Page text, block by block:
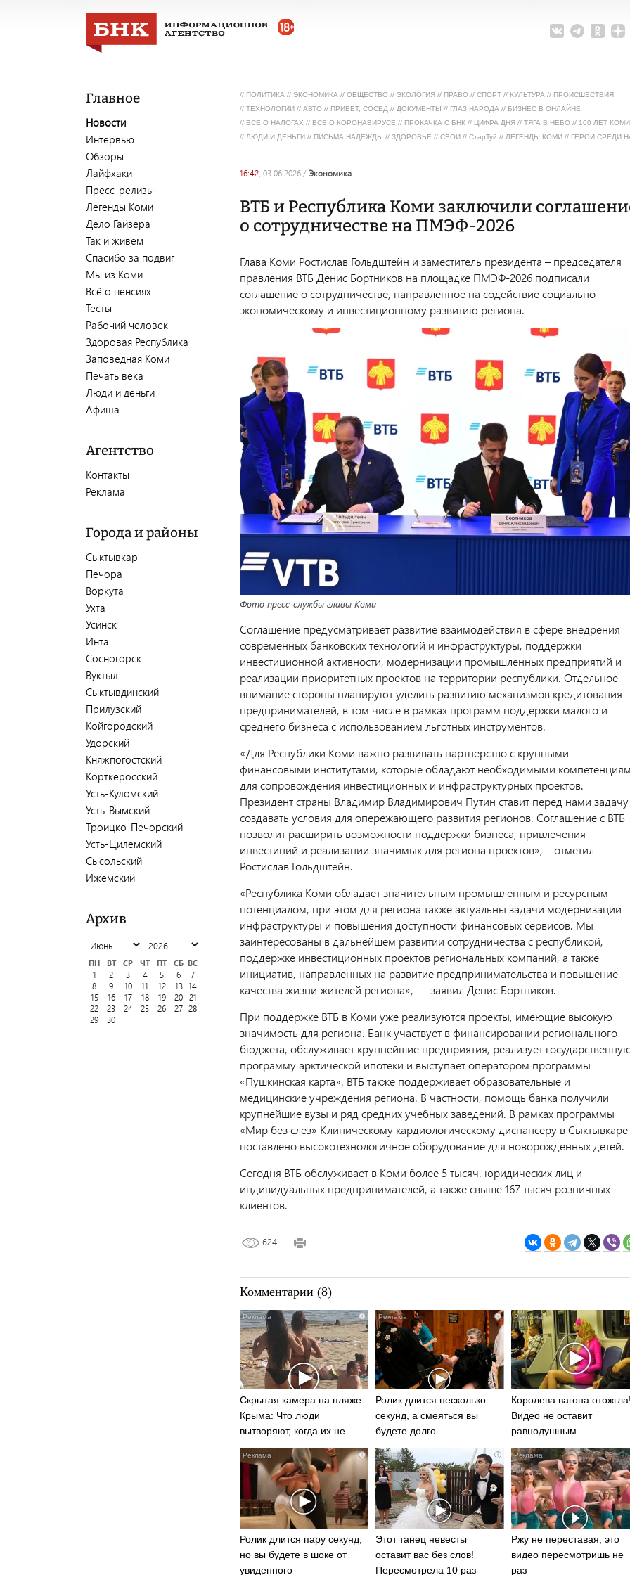
Главное
Новости
Интервью
Обзоры
Лайфхаки
Пресс-релизы
Легенды Коми
Дело Гайзера
Так и живем
Спасибо за подвиг
Мы из Коми
Всё о пенсиях
Тесты
Рабочий человек
Здоровая Республика
Заповедная Коми
Печать века
Люди и деньги
Афиша
Агентство
Контакты
Реклама
Города и районы
Сыктывкар
Печора
Воркута
Ухта
Усинск
Инта
Сосногорск
Вуктыл
Сыктывдинский
Прилузский
Койгородский
Удорский
Княжпогостский
Корткеросский
Усть-Куломский
Усть-Вымский
Троицко-Печорский
Усть-Цилемский
Сысольский
Ижемский
Архив
ПН ВТ СР ЧТ ПТ СБ ВС
1
2 3 4 5 6
7
8
9 10 11 12 13 14
15
16 17 18 19 20 21
22
23 24 25 26 27 28
29
30
// ПОЛИТИКА // ЭКОНОМИКА // ОБЩЕСТВО // ЭКОЛОГИЯ // ПРАВО // СПОРТ // КУЛЬТУРА // ПРОИСШЕСТВИЯ
// ТЕХНОЛОГИИ // АВТО // ПРИВЕТ, СОСЕД // ДОКУМЕНТЫ // ГЛАЗ НАРОДА // БИЗНЕС В ОНЛАЙНЕ
// ВСЕ О НАЛОГАХ // ВСЕ О КОРОНАВИРУСЕ // ПРОКАЧКА С БНК // ЦИФРА ДНЯ // ТЯГА В НЕБО // 100 ЛЕТ КОМИ
// ЛЮДИ И ДЕНЬГИ // ПИСЬМА НАДЕЖДЫ // ЗДОРОВЬЕ // СВОИ // СтарТуй // ЛЕГЕНДЫ КОМИ // ГЕРОИ СРЕДИ
16:42, 03.06.2026 / экономика
ВТБ и Республика Коми заключили
о сотрудничестве на ПМЭФ-2026
Глава Коми Ростислав Гольдштейн и заместитель президента – председателя
правления ВТБ Денис Бортников на площадке ПМЭФ-2026 подписали
соглашение о сотрудничестве, направленное на содействие социально-
экономическому и инвестиционному развитию региона.
Фото пресс-службы главы Коми
Соглашение предусматривает развитие взаимодействия в сфере внедрения
современных банковских технологий и инфраструктуры, поддержки
инвестиционной активности, модернизации промышленных предприятий и
реализации приоритетных проектов на территории республики. Отдельное
внимание стороны планируют уделить развитию механизмов кредитования
предпринимателей, в том числе в рамках программ поддержки малого и
среднего бизнеса с использованием льготных инструментов.
«Для Республики Коми важно развивать партнерство с крупными
финансовыми институтами, которые обладают необходимыми
для сопровождения инвестиционных и инфраструктурных проектов.
Президент страны Владимир Владимирович Путин ставит перед нами задачу
создавать условия для опережающего развития регионов. Соглашение с ВТБ
позволит расширить возможности поддержки бизнеса, привлечения
инвестиций и реализации значимых для региона проектов», – отметил
Ростислав Гольдштейн.
«Республика Коми обладает значительным промышленным и ресурсным
потенциалом, при этом для региона также актуальны задачи модернизации
инфраструктуры и повышения доступности финансовых сервисов. Мы
заинтересованы в дальнейшем развитии сотрудничества с республикой,
поддержке инвестиционных проектов региональных компаний, а также
инициатив, направленных на развитие предпринимательства и повышение
качества жизни жителей региона», — заявил Денис Бортников.
При поддержке ВТБ в Коми уже реализуются проекты, имеющие высокую
значимость для региона. Банк участвует в финансировании регионального
бюджета, обслуживает крупнейшие предприятия, реализует
программу арктической ипотеки и выступает оператором программы
«Пушкинская карта». ВТБ также поддерживает образовательные и
медицинские учреждения региона. В частности, помощь банка получили
крупнейшие вузы и ряд средних учебных заведений. В рамках программы
«Мир без слез» Клиническому кардиологическому диспансеру в Сыктывкаре
поставлено высокотехнологичное оборудование для новорожденных детей.
Сегодня ВТБ обслуживает в Коми более 5 тысяч. юридических лиц и
индивидуальных предпринимателей, а также свыше 167 тысяч розничных
клиентов.
624
Комментарии (8)
i
Скрытая камера на пляже
Крыма: Что люди
вытворяют, когда их не
видят...
i
Ролик длится несколько
секунд, а смеяться вы
будете долго
Королева вагона
Видео не оставит
равнодушным
i
Ролик длится пару секунд,
но вы будете в шоке от
увиденного
i
Этот танец невесты
оставит вас без слов!
Пересмотрела 10 раз
Ржу не переставая, это
видео пересмотришь не
раз